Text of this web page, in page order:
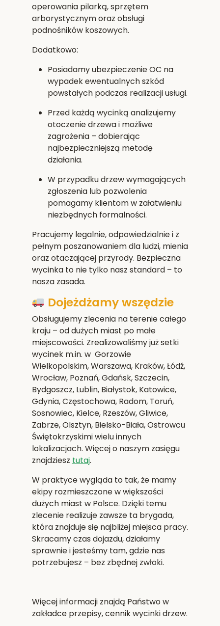
operowania pilarką, sprzętem
arborystycznym oraz obsługi
podnośników koszowych.
Dodatkowo:
Posiadamyubezpieczenie OC na
wypadek ewentualnych szkód
powstałych podczas realizacji usługi.
Przed każdą wycinką analizujemy
otoczenie drzewa i możliwe
zagrożenia – dobierając
najbezpieczniejszą metodę
działania.
W przypadku drzew wymagających
zgłoszenia lub pozwolenia
pomagamy klientom w załatwieniu
niezbędnych formalności.
Pracujemy legalnie, odpowiedzialnie i z
pełnym poszanowaniem dla ludzi, mienia
oraz otaczającej przyrody. Bezpieczna
wycinka to nie tylko nasz standard – to
nasza zasada.
Dojeżdżamy wszędzie
Obsługujemy zlecenia na terenie całego
kraju – od dużych miast po małe
miejscowości. Zrealizowaliśmy już setki
wycinek m.in. w Gorzowie
Wielkopolskim,Warszawa, Kraków, Łódź,
Wrocław, Poznań, Gdańsk, Szczecin,
Bydgoszcz, Lublin, Białystok, Katowice,
Gdynia, Częstochowa, Radom, Toruń,
Sosnowiec, Kielce, Rzeszów, Gliwice,
Zabrze, Olsztyn, Bielsko-Biała, Ostrowcu
Świętokrzyskimi wielu innych
lokalizacjach. Więcej o naszym zasięgu
znajdziesz tutaj.
W praktyce wygląda to tak, że mamy
ekipy rozmieszczone w większości
dużych miast w Polsce. Dzięki temu
zlecenie realizuje zawsze ta brygada,
która znajduje się najbliżej miejsca pracy.
Skracamy czas dojazdu, działamy
sprawnie i jesteśmy tam, gdzie nas
potrzebujesz – bez zbędnej zwłoki.
Więcej informacji znajdą Państwo w
zakładce przepisy, cennik wycinki drzew.